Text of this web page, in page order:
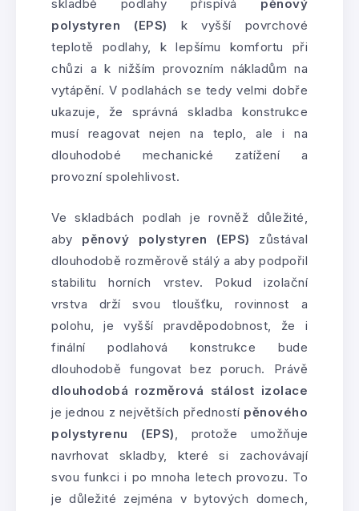
skladbě podlahy přispívá pěnový
polystyren (EPS) k vyšší povrchové
teplotě podlahy, k lepšímu komfortu při
chůzi a k nižším provozním nákladům na
vytápění. V podlahách se tedy velmi dobře
ukazuje, že správná skladba konstrukce
musí reagovat nejen na teplo, ale i na
dlouhodobé mechanické zatížení a
provozní spolehlivost.
Ve skladbách podlah je rovněž důležité,
aby pěnový polystyren (EPS) zůstával
dlouhodobě rozměrově stálý a aby podpořil
stabilitu horních vrstev. Pokud izolační
vrstva drží svou tloušťku, rovinnost a
polohu, je vyšší pravděpodobnost, že i
finální podlahová konstrukce bude
dlouhodobě fungovat bez poruch. Právě
dlouhodobá rozměrová stálost izolace
je jednou z největších předností pěnového
polystyrenu (EPS), protože umožňuje
navrhovat skladby, které si zachovávají
svou funkci i po mnoha letech provozu. To
je důležité zejména v bytových domech,